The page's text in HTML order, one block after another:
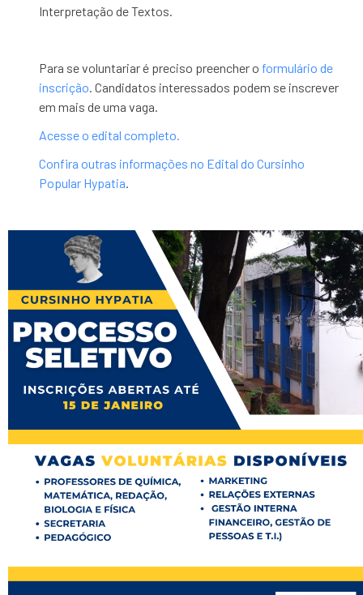
Interpretação de Textos.
Para se voluntariar é preciso preencher o formulário de
inscrição. Candidatos interessados podem se inscrever
em mais de uma vaga.
Acesse o edital completo.
Confira outras informações no Edital do Cursinho
Popular Hypatia.